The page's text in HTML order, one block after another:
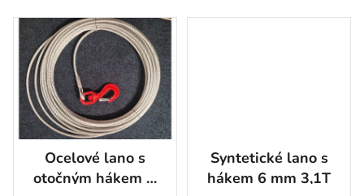
Ocelové lano s
otočným hákem Ø
Syntetické lano s
hákem 6 mm 3,1T